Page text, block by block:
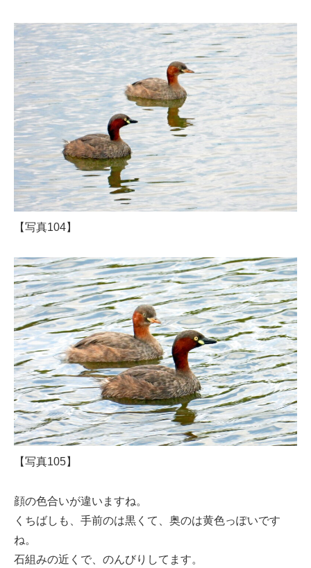
【写真104】
【写真105】
顔の色合いが違いますね。
くちばしも、手前のは黒くて、奥のは黄色っぽいです
ね。
石組みの近くで、のんびりしてます。